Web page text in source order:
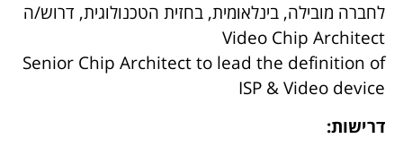
לחברה מובילה, בינלאומית, בחזית הטכנולוגית, דרוש/ה
Video Chip Architect
Senior Chip Architect to lead the definition of
ISP & Video device
דרישות: